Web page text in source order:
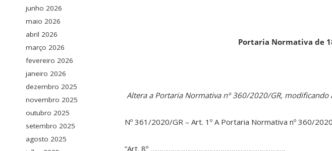
junho 2026
maio 2026
abril 2026
março 2026
fevereiro 2026
janeiro 2026
dezembro 2025
novembro 2025
outubro 2025
setembro 2025
agosto 2025
Portaria Normativa de
Altera a Portaria Normativa nº 360/2020/GR,
Nº 361/2020/GR – Art. 1º A Portaria Normativa nº 360/
“Art. 8º ……………………………………………………………….